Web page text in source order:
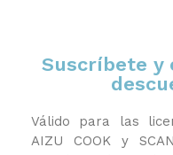
Suscríbete y
Válido para las
AIZU COOK y